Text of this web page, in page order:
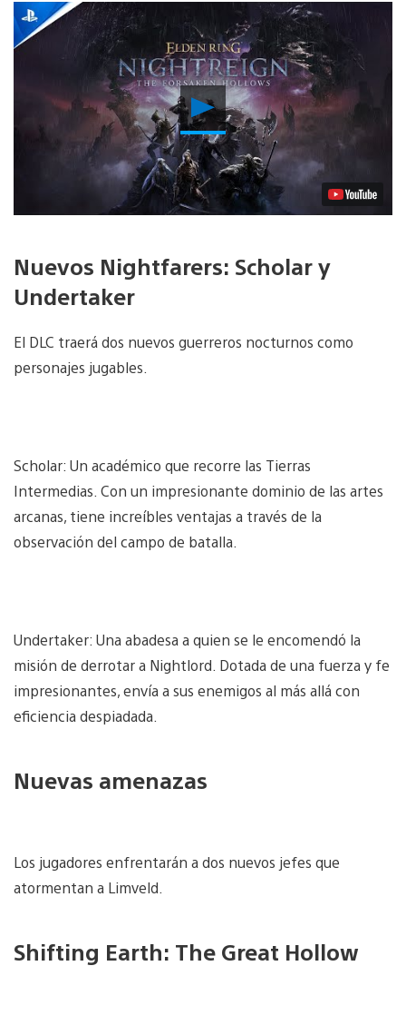
Reproducir
Video
Nuevos Nightfarers: Scholar y
Undertaker
El DLC traerá dos nuevos guerreros nocturnos como
personajes jugables.
Scholar: Un académico que recorre las Tierras
Intermedias. Con un impresionante dominio de las artes
arcanas, tiene increíbles ventajas a través de la
observación del campo de batalla.
Undertaker: Una abadesa a quien se le encomendó la
misión de derrotar a Nightlord. Dotada de una fuerza y fe
impresionantes, envía a sus enemigos al más allá con
eficiencia despiadada.
Nuevas amenazas
Los jugadores enfrentarán a dos nuevos jefes que
atormentan a Limveld.
Shifting Earth: The Great Hollow